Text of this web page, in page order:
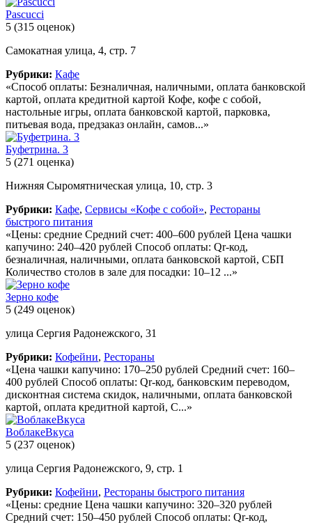
Pascucci
5 (315 оценок)
Самокатная улица, 4, стр. 7
Рубрики: Кафе
«Способ оплаты: Безналичная, наличными, оплата банковской
картой, оплата кредитной картой Кофе, кофе с собой,
настольные игры, оплата банковской картой, парковка,
питьевая вода, предзаказ онлайн, самов...»
Буфетрина. 3
5 (271 оценка)
Нижняя Сыромятническая улица, 10, стр. 3
Рубрики: Кафе, Сервисы «Кофе с собой», Рестораны
быстрого питания
«Цены: средние Средний счет: 400–600 рублей Цена чашки
капучино: 240–420 рублей Способ оплаты: Qr-код,
безналичная, наличными, оплата банковской картой, СБП
Количество столов в зале для посадки: 10–12 ...»
Зерно кофе
5 (249 оценок)
улица Сергия Радонежского, 31
Рубрики: Кофейни, Рестораны
«Цена чашки капучино: 170–250 рублей Средний счет: 160–
400 рублей Способ оплаты: Qr-код, банковским переводом,
дисконтная система скидок, наличными, оплата банковской
картой, оплата кредитной картой, С...»
ВоблакеВкуса
5 (237 оценок)
улица Сергия Радонежского, 9, стр. 1
Рубрики: Кофейни, Рестораны быстрого питания
«Цены: средние Цена чашки капучино: 320–320 рублей
Средний счет: 150–450 рублей Способ оплаты: Qr-код,